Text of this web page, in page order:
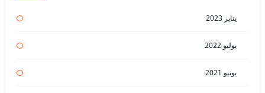
يناير 2023
يوليو 2022
يونيو 2021